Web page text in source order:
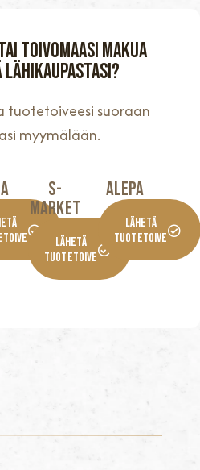
toivomaasi makua
suoraan
myymälään.
S-
Market
Lähetä
Tuotetoive
Alepa
Lähetä
Tuotetoive